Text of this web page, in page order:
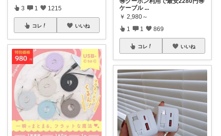
3 1 1215
コレ いいね
ケーブル ...
￥ 2,980～
1 1 869
コレ いいね